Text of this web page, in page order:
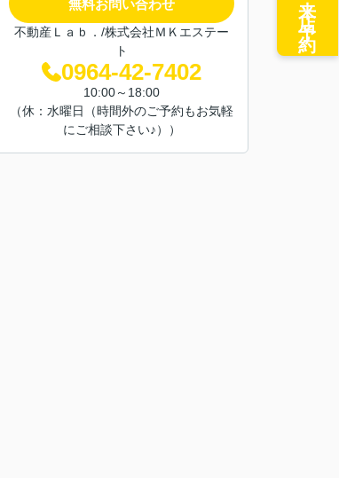
無料お問い合わせ
不動産Ｌａｂ．/株式会社ＭＫエステー
ト
0964-42-7402
10:00～18:00
（休：水曜日（時間外のご予約もお気軽
にご相談下さい♪））
来店予約